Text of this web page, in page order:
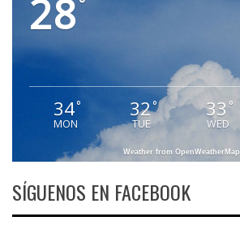
28
34°
MON
32°
TUE
33 °
WED
Weather from OpenWeatherMap
SÍGUENOS EN FACEBOOK